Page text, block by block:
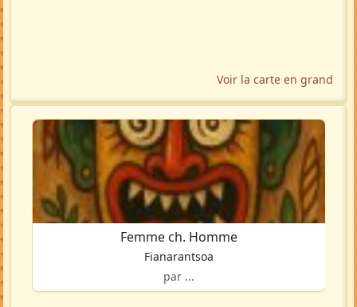
Voir la carte en grand
Femme ch. Homme
Fianarantsoa
par ...